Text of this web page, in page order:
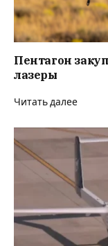
Пентагон
лазеры
Читать далее